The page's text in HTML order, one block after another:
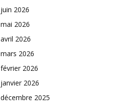
juin 2026
mai 2026
avril 2026
mars 2026
février 2026
janvier 2026
décembre 2025